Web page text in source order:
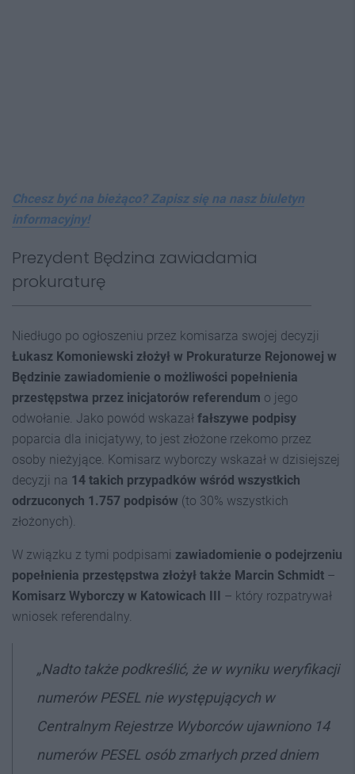
Chcesz być na bieżąco? Zapisz się na nasz biuletyn
informacyjny!
Prezydent Będzina zawiadamia
prokuraturę
Niedługo po ogłoszeniu przez komisarza swojej decyzji
Łukasz Komoniewski złożył w Prokuraturze Rejonowej w
Będzinie zawiadomienie o możliwości popełnienia
przestępstwa przez inicjatorów referendum o jego
odwołanie. Jako powód wskazał fałszywe podpisy
poparcia dla inicjatywy, to jest złożone rzekomo przez
osoby nieżyjące. Komisarz wyborczy wskazał w dzisiejszej
decyzji na 14 takich przypadków wśród wszystkich
odrzuconych 1.757 podpisów (to 30% wszystkich
złożonych).
W związku z tymi podpisami zawiadomienie o podejrzeniu
popełnienia przestępstwa złożył także Marcin Schmidt –
Komisarz Wyborczy w Katowicach III – który rozpatrywał
wniosek referendalny.
„Nadto także podkreślić, że w wyniku weryfikacji
numerów PESEL nie występujących w
Centralnym Rejestrze Wyborców ujawniono 14
numerów PESEL osób zmarłych przed dniem